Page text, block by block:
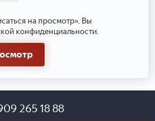
на просмотр», Вы
конфиденциальности.
265 18 88